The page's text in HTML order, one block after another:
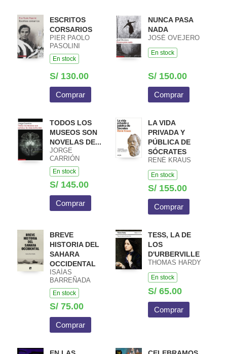
ESCRITOS
CORSARIOS
PIER PAOLO
PASOLINI
En stock
S/ 130.00
Comprar
NUNCA PASA
NADA
JOSÉ OVEJERO
En stock
S/ 150.00
Comprar
TODOS LOS
MUSEOS SON
NOVELAS DE...
JORGE
CARRIÓN
En stock
S/ 145.00
Comprar
LA VIDA
PRIVADA Y
PÚBLICA DE
SÓCRATES
RENÉ KRAUS
En stock
S/ 155.00
Comprar
BREVE
HISTORIA DEL
SAHARA
OCCIDENTAL
ISAÍAS
BARREÑADA
En stock
S/ 75.00
Comprar
TESS, LA DE
LOS
D'URBERVILLE
THOMAS HARDY
En stock
S/ 65.00
Comprar